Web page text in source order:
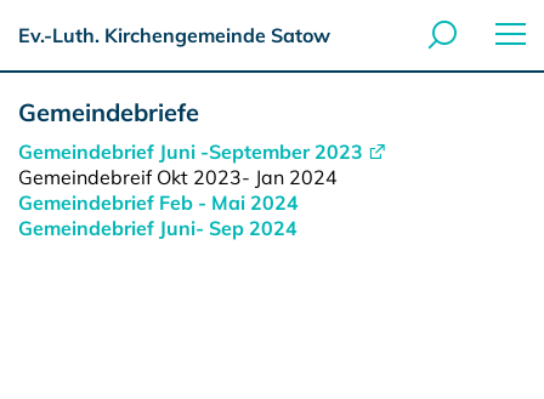
Ev.-Luth. Kirchengemeinde Satow
Gemeindebriefe
Gemeindebrief Juni -September 2023
Gemeindebreif Okt 2023- Jan 2024
Gemeindebrief Feb - Mai 2024
Gemeindebrief Juni- Sep 2024